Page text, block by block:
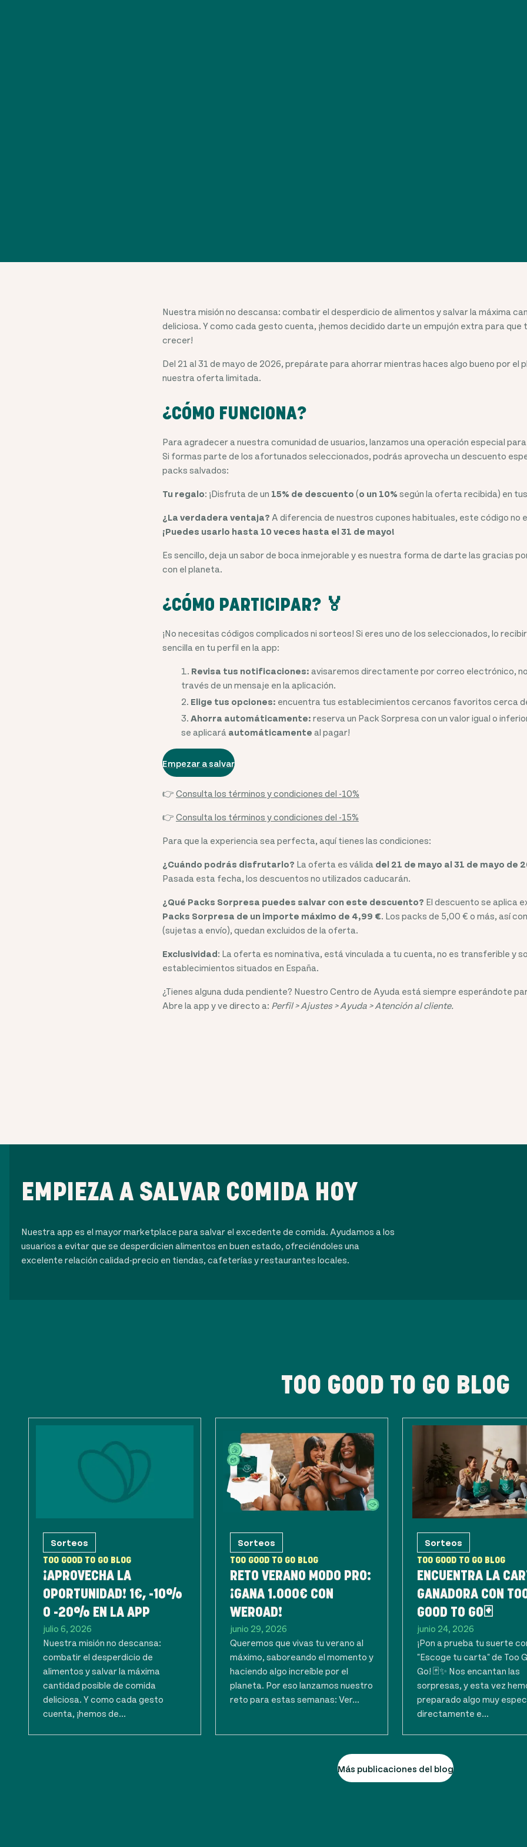
Nuestra misión no descansa: combatir el desperdicio de alimentos y salvar la máxima
deliciosa. Y como cada gesto cuenta, ¡hemos decidido darte un empujón extra para que
crecer!
Del 21 al 31 de mayo de 2026, prepárate para ahorrar mientras haces algo bueno por el
nuestra oferta limitada.
¿CÓMO FUNCIONA?
Para agradecer a nuestra comunidad de usuarios, lanzamos una operación especial
Si formas parte de los afortunados seleccionados, podrás aprovecha un descuento
packs salvados:
Tu regalo: ¡Disfruta de un 15% de descuento (o un 10% según la oferta recibida) en
¿La verdadera ventaja? A diferencia de nuestros cupones habituales, este código no
¡Puedes usarlo hasta 10 veces hasta el 31 de mayo!
Es sencillo, deja un sabor de boca inmejorable y es nuestra forma de darte las gracias
con el planeta.
¿CÓMO PARTICIPAR? 🏅
¡No necesitas códigos complicados ni sorteos! Si eres uno de los seleccionados, lo
sencilla en tu perfil en la app:
Revisa tus notificaciones: avisaremos directamente por correo electrónico,
través de un mensaje en la aplicación.
Elige tus opciones: encuentra tus establecimientos cercanos favoritos cerca
Ahorra automáticamente: reserva un Pack Sorpresa con un valor igual o
se aplicará automáticamente al pagar!
Empezar a salvar
👉 Consulta los términos y condiciones del -10%
👉 Consulta los términos y condiciones del -15%
Para que la experiencia sea perfecta, aquí tienes las condiciones:
¿Cuándo podrás disfrutarlo? La oferta es válida del 21 de mayo al 31 de mayo de
Pasada esta fecha, los descuentos no utilizados caducarán.
¿Qué Packs Sorpresa puedes salvar con este descuento? El descuento se aplica
Packs Sorpresa de un importe máximo de 4,99 €. Los packs de 5,00 € o más, así
(sujetas a envío), quedan excluidos de la oferta.
Exclusividad: La oferta es nominativa, está vinculada a tu cuenta, no es transferible y
establecimientos situados en España.
¿Tienes alguna duda pendiente? Nuestro Centro de Ayuda está siempre esperándote
Abre la app y ve directo a: Perfil > Ajustes > Ayuda > Atención al cliente.
EMPIEZA A SALVAR COMIDA HOY
Nuestra app es el mayor marketplace para salvar el excedente de comida. Ayudamos a los
usuarios a evitar que se desperdicien alimentos en buen estado, ofreciéndoles una
excelente relación calidad-precio en tiendas, cafeterías y restaurantes locales.
TOO GOOD TO GO BLOG
Sorteos
TOO GOOD TO GO BLOG
¡APROVECHA LA
OPORTUNIDAD! 1€, -10%
O -20% EN LA APP
julio 6, 2026
Nuestra misión no descansa:
combatir el desperdicio de
alimentos y salvar la máxima
cantidad posible de comida
deliciosa. Y como cada gesto
cuenta, ¡hemos de...
Sorteos
TOO GOOD TO GO BLOG
RETO VERANO MODO PRO:
¡GANA 1.000€ CON
WEROAD!
junio 29, 2026
Queremos que vivas tu verano al
máximo, saboreando el momento y
haciendo algo increíble por el
planeta. Por eso lanzamos nuestro
reto para estas semanas: Ver...
Sorteos
TOO GOOD TO GO BLOG
ENCUENTRA LA
GANADORA CON
GOOD TO GO🃏
junio 24, 2026
¡Pon a prueba tu suerte
"Escoge tu carta" de Too
Go! 🃏✨ Nos encantan las
sorpresas, y esta vez
preparado algo muy
directamente e...
Más publicaciones del blog